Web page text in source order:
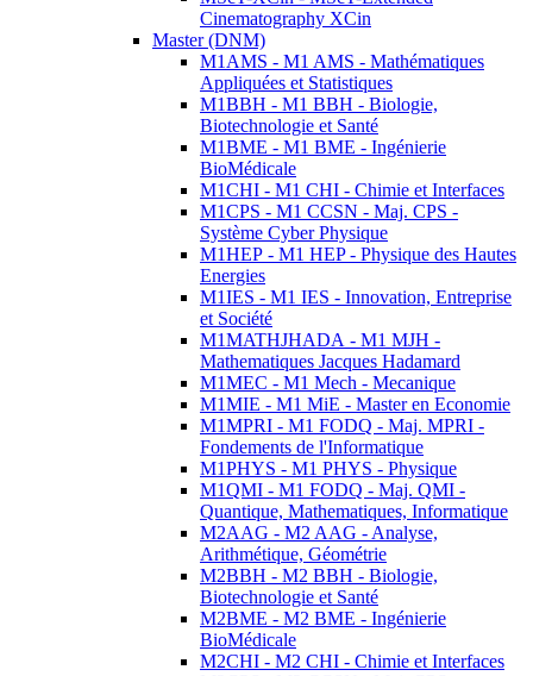
Cinematography XCin
Master (DNM)
M1AMS - M1 AMS - Mathématiques
Appliquées et Statistiques
M1BBH - M1 BBH - Biologie,
Biotechnologie et Santé
M1BME - M1 BME - Ingénierie
BioMédicale
M1CHI - M1 CHI - Chimie et Interfaces
M1CPS - M1 CCSN - Maj. CPS -
Système Cyber Physique
M1HEP - M1 HEP - Physique des Hautes
Energies
M1IES - M1 IES - Innovation, Entreprise
et Société
M1MATHJHADA - M1 MJH -
Mathematiques Jacques Hadamard
M1MEC - M1 Mech - Mecanique
M1MIE - M1 MiE - Master en Economie
M1MPRI - M1 FODQ - Maj. MPRI -
Fondements de l'Informatique
M1PHYS - M1 PHYS - Physique
M1QMI - M1 FODQ - Maj. QMI -
Quantique, Mathematiques, Informatique
M2AAG - M2 AAG - Analyse,
Arithmétique, Géométrie
M2BBH - M2 BBH - Biologie,
Biotechnologie et Santé
M2BME - M2 BME - Ingénierie
BioMédicale
M2CHI - M2 CHI - Chimie et Interfaces